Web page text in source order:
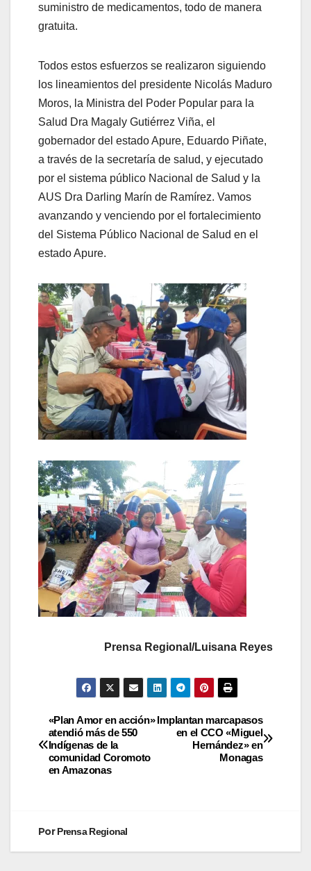
suministro de medicamentos, todo de manera
gratuita.
Todos estos esfuerzos se realizaron siguiendo
los lineamientos del presidente Nicolás Maduro
Moros, la Ministra del Poder Popular para la
Salud Dra Magaly Gutiérrez Viña, el
gobernador del estado Apure, Eduardo Piñate,
a través de la secretaría de salud, y ejecutado
por el sistema público Nacional de Salud y la
AUS Dra Darling Marín de Ramírez. Vamos
avanzando y venciendo por el fortalecimiento
del Sistema Público Nacional de Salud en el
estado Apure.
Prensa Regional/Luisana Reyes
Implantan marcapasos
en el CCO «Miguel
Hernández» en
Monagas
«Plan Amor en acción»
atendió más de 550
Indígenas de la
comunidad Coromoto
en Amazonas
PorPrensa Regional